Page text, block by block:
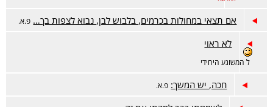
אם תצאי במחולות בכרמים, בלבוש לבן, נבוא לצפות בך… פ.א.
לא ראוי
ל המשוגע היחידי
חכה, יש המשך: פ.א.